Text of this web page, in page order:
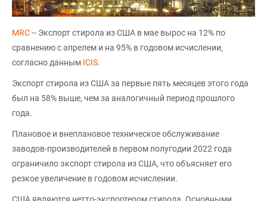
MRC-- Экспорт стирола из США в мае вырос на 12% по
сравнению с апрелем и на 95% в годовом исчислении,
согласно данным ICIS.
Экспорт стирола из США за первые пять месяцев этого года
был на 58% выше, чем за аналогичный период прошлого
года.
Плановое и внеплановое техническое обслуживание
заводов-производителей в первом полугодии 2022 года
ограничило экспорт стирола из США, что объясняет его
резкое увеличение в годовом исчислении.